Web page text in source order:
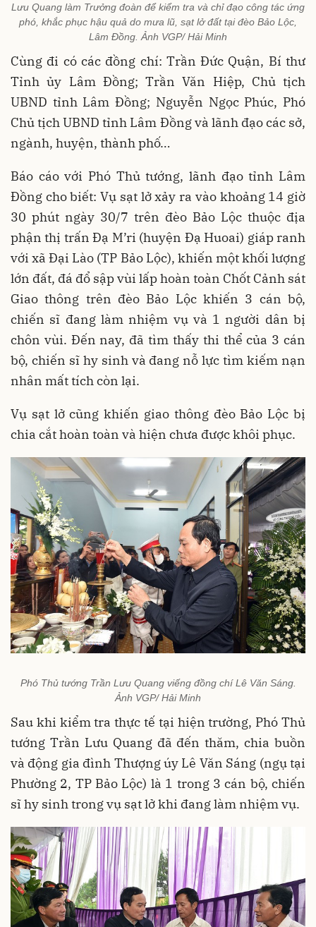
Lưu Quang làm Trưởng đoàn để kiểm tra và chỉ đạo công tác ứng
phó, khắc phục hậu quả do mưa lũ, sạt lở đất tại đèo Bảo Lộc,
Lâm Đồng. Ảnh VGP/ Hải Minh
Cùng đi có các đồng chí: Trần Đức Quận, Bí thư
Tỉnh ủy Lâm Đồng; Trần Văn Hiệp, Chủ tịch
UBND tỉnh Lâm Đồng; Nguyễn Ngọc Phúc, Phó
Chủ tịch UBND tỉnh Lâm Đồng và lãnh đạo các sở,
ngành, huyện, thành phố…
Báo cáo với Phó Thủ tướng, lãnh đạo tỉnh Lâm
Đồng cho biết: Vụ sạt lở xảy ra vào khoảng 14 giờ
30 phút ngày 30/7 trên đèo Bảo Lộc thuộc địa
phận thị trấn Đạ M’ri (huyện Đạ Huoai) giáp ranh
với xã Đại Lào (TP Bảo Lộc), khiến một khối lượng
lớn đất, đá đổ sập vùi lấp hoàn toàn Chốt Cảnh sát
Giao thông trên đèo Bảo Lộc khiến 3 cán bộ,
chiến sĩ đang làm nhiệm vụ và 1 người dân bị
chôn vùi. Đến nay, đã tìm thấy thi thể của 3 cán
bộ, chiến sĩ hy sinh và đang nỗ lực tìm kiếm nạn
nhân mất tích còn lại.
Vụ sạt lở cũng khiến giao thông đèo Bảo Lộc bị
chia cắt hoàn toàn và hiện chưa được khôi phục.
Phó Thủ tướng Trần Lưu Quang viếng đồng chí Lê Văn Sáng.
Ảnh VGP/ Hải Minh
Sau khi kiểm tra thực tế tại hiện trường, Phó Thủ
tướng Trần Lưu Quang đã đến thăm, chia buồn
và động gia đình Thượng úy Lê Văn Sáng (ngụ tại
Phường 2, TP Bảo Lộc) là 1 trong 3 cán bộ, chiến
sĩ hy sinh trong vụ sạt lở khi đang làm nhiệm vụ.